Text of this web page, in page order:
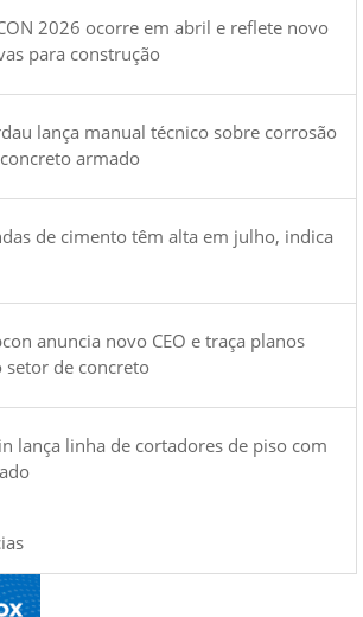
2026 ocorre em abril e reflete novo
para construção
lança manual técnico sobre corrosão
armado
de cimento têm alta em julho, indica
anuncia novo CEO e traça planos
setor de concreto
lança linha de cortadores de piso com